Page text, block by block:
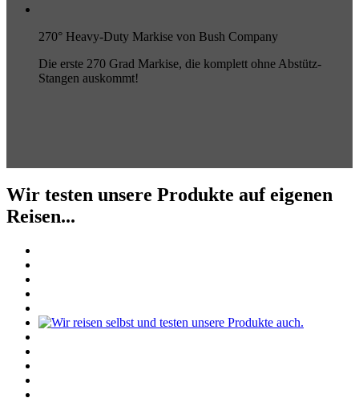
270° Heavy-Duty Markise von Bush Company
Die erste 270 Grad Markise, die komplett ohne Abstütz-
Stangen auskommt!
Wir testen unsere Produkte auf eigenen
Reisen...